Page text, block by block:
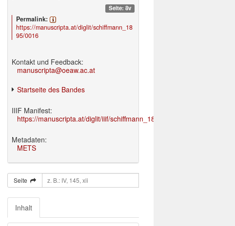
Seite: 8v
Permalink:
https://manuscripta.at/diglit/schiffmann_18
95/0016
Kontakt und Feedback:
manuscripta@oeaw.ac.at
Startseite des Bandes
IIIF Manifest:
https://manuscripta.at/diglit/iiif/schiffmann_1895/manifest.json
Metadaten:
METS
Seite
Inhalt